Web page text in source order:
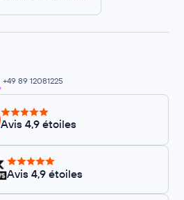
+49 89 12081225
Avis 4,9 étoiles
Avis 4,9 étoiles